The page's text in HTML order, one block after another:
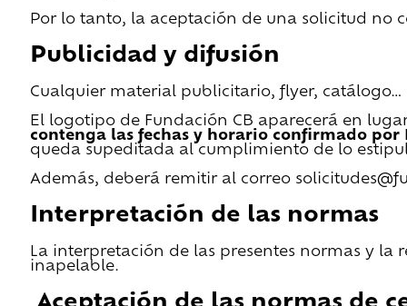
Por lo tanto, la aceptación de una solicitud no
Publicidad y difusión
Cualquier material publicitario, flyer, catálogo…
El logotipo de Fundación CB aparecerá en
contenga las fechas y horario confirmado por
queda supeditada al cumplimiento de lo
Además, deberá remitir al correo
Interpretación de las normas
La interpretación de las presentes normas y la
inapelable.